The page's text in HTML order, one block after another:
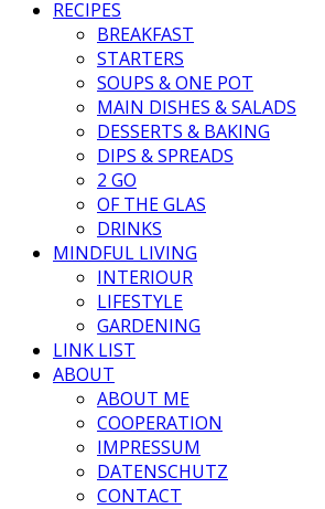
RECIPES
BREAKFAST
STARTERS
SOUPS & ONE POT
MAIN DISHES & SALADS
DESSERTS & BAKING
DIPS & SPREADS
2 GO
OF THE GLAS
DRINKS
MINDFUL LIVING
INTERIOUR
LIFESTYLE
GARDENING
LINK LIST
ABOUT
ABOUT ME
COOPERATION
IMPRESSUM
DATENSCHUTZ
CONTACT